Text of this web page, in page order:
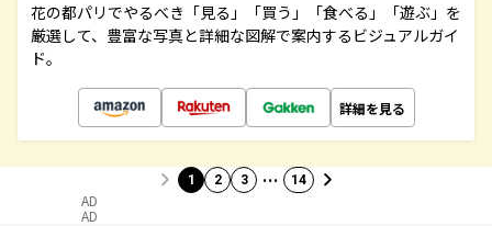
花の都パリでやるべき「見る」「買う」「食べる」「遊ぶ」を
厳選して、豊富な写真と詳細な図解で案内するビジュアルガイ
ド。
詳細を見る
1 2 3 … 14
AD
AD